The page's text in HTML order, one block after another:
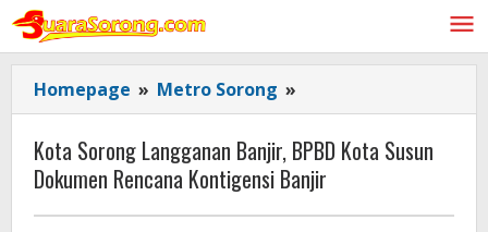
Lewati
konten
Homepage » Metro Sorong »
Sorong
Langganan
Banjir,
BPBD
Kota
Kota Sorong Langganan Banjir, BPBD Kota Susun
Dokumen Rencana Kontigensi Banjir